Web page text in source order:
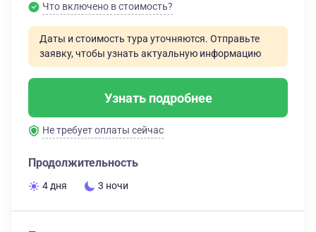
Что включено в стоимость?
Даты и стоимость тура уточняются. Отправьте
заявку, чтобы узнать актуальную информацию
Узнать подробнее
Не требует оплаты сейчас
Продолжительность
4 дня 3 ночи